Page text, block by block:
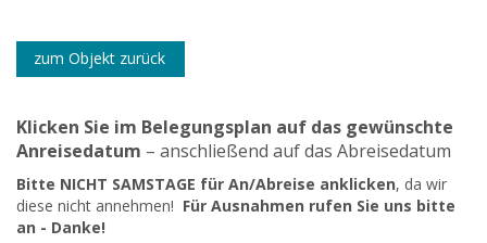
zum Objekt zurück
Klicken Sie im Belegungsplan auf das gewünschte
Anreisedatum – anschließend auf das Abreisedatum
Bitte NICHT SAMSTAGE für An/Abreise anklicken, da wir
diese nicht annehmen! Für Ausnahmen rufen Sie uns bitte
an - Danke!